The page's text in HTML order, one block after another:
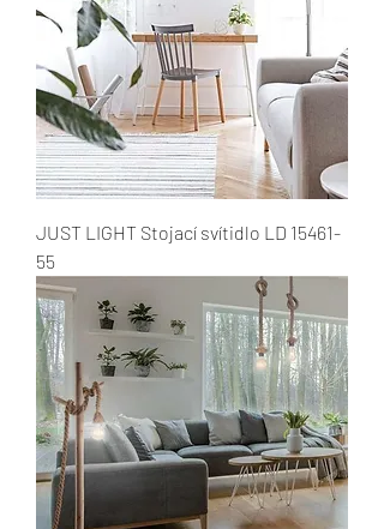
JUST LIGHT Stojací svítidlo LD 15461-
55